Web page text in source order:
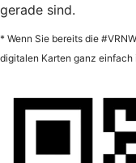
gerade sind.
* Wenn Sie bereits die
digitalen Karten ganz einfach